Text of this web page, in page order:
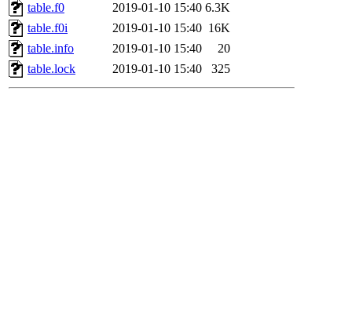
table.f0
2019-01-10 15:40 6.3K
table.f0i
2019-01-10 15:40 16K
table.info
2019-01-10 15:40
20
table.lock
2019-01-10 15:40 325